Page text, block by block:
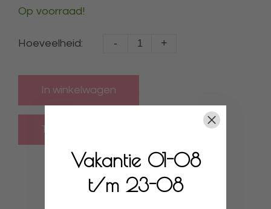
Op voorraad!
Hoeveelheid: - +
In winkelwagen
Vakantie 01-08
t/m 23-08